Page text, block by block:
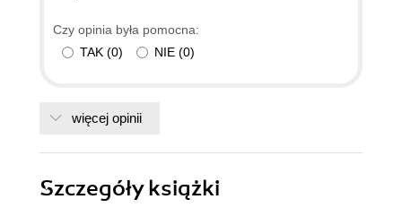
Czy opinia była pomocna:
TAK (0) NIE (0)
więcej opinii
Szczegółyksiążki